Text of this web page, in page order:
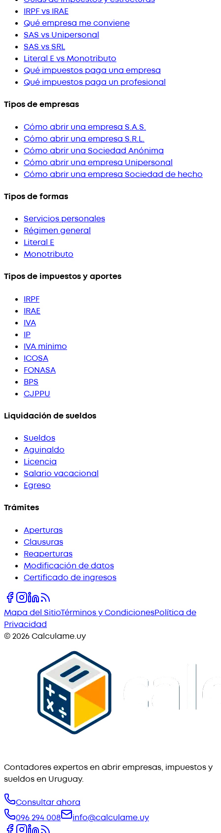
IRPF vs IRAE
Qué empresa me conviene
SAS vs Unipersonal
SAS vs SRL
Literal E vs Monotributo
Qué impuestos paga una empresa
Qué impuestos paga un profesional
Tipos de empresas
Cómo abrir una empresa S.A.S.
Cómo abrir una empresa S.R.L.
Cómo abrir una Sociedad Anónima
Cómo abrir una empresa Unipersonal
Cómo abrir una empresa Sociedad de hecho
Tipos de formas
Servicios personales
Régimen general
Literal E
Monotributo
Tipos de impuestos y aportes
IRPF
IRAE
IVA
IP
IVA mínimo
ICOSA
FONASA
BPS
CJPPU
Liquidación de sueldos
Sueldos
Aguinaldo
Licencia
Salario vacacional
Egreso
Trámites
Aperturas
Clausuras
Reaperturas
Modificación de datos
Certificado de ingresos
Mapa del SitioTérminos y CondicionesPolítica de
Privacidad
©2026Calculame.uy
Contadores expertos en abrir empresas, impuestos y
sueldos en Uruguay.
Consultar ahora
096 294 008
info@calculame.uy